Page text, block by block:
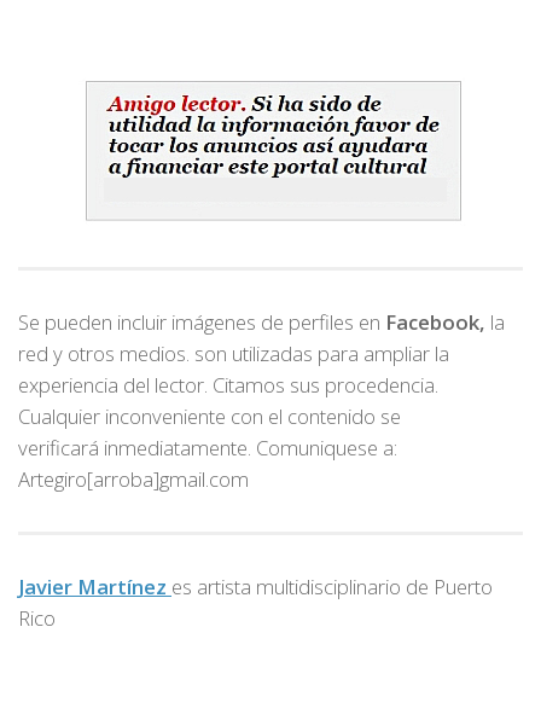
Se pueden incluir imágenes de perfiles en Facebook, la
red y otros medios. son utilizadas para ampliar la
experiencia del lector. Citamos sus procedencia.
Cualquier inconveniente con el contenido se
verificará inmediatamente. Comuniquese a:
Artegiro[arroba]gmail.com
Javier Martínez es artista multidisciplinario de Puerto
Rico